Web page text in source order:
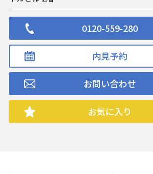
0120-559-280
内見予約
お問い合わせ
お気に入り